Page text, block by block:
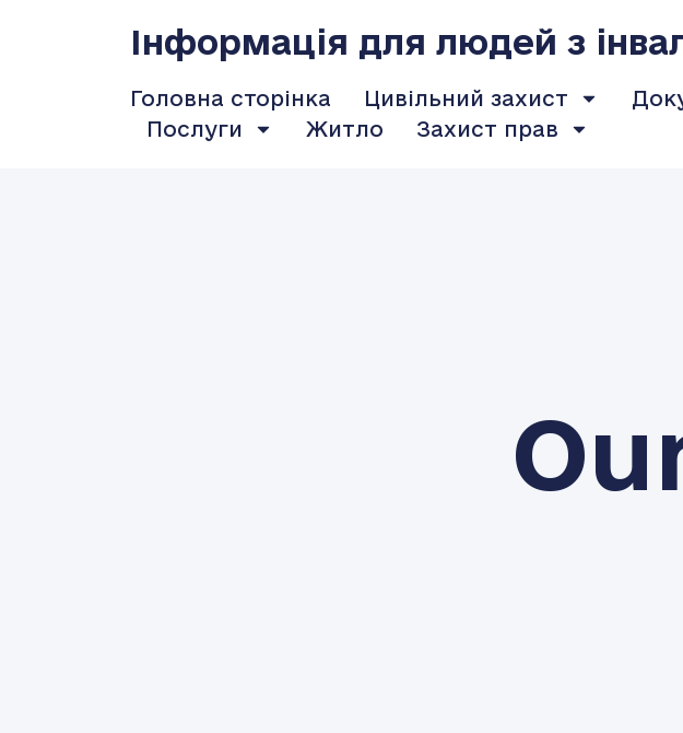
Інформація для людей з
Головна сторінка Цивільний захист
Послуги
Житло Захист прав